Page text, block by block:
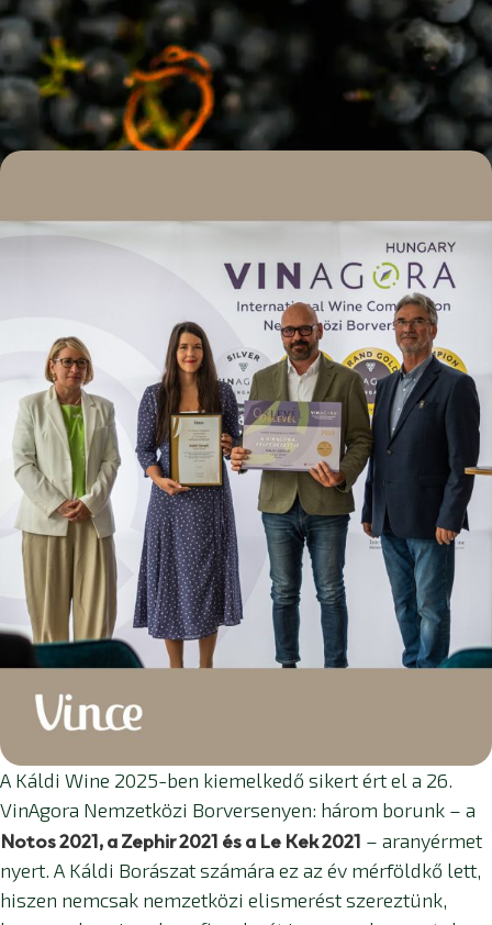
A Káldi Wine 2025-ben kiemelkedő sikert ért el a 26.
VinAgora Nemzetközi Borversenyen: három borunk – a
Notos 2021, a Zephir 2021 és a Le Kek 2021 – aranyérmet
nyert. A Káldi Borászat számára ez az év mérföldkő lett,
hiszen nemcsak nemzetközi elismerést szereztünk,